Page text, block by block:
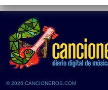
© 2026 CANCIONEROS.COM